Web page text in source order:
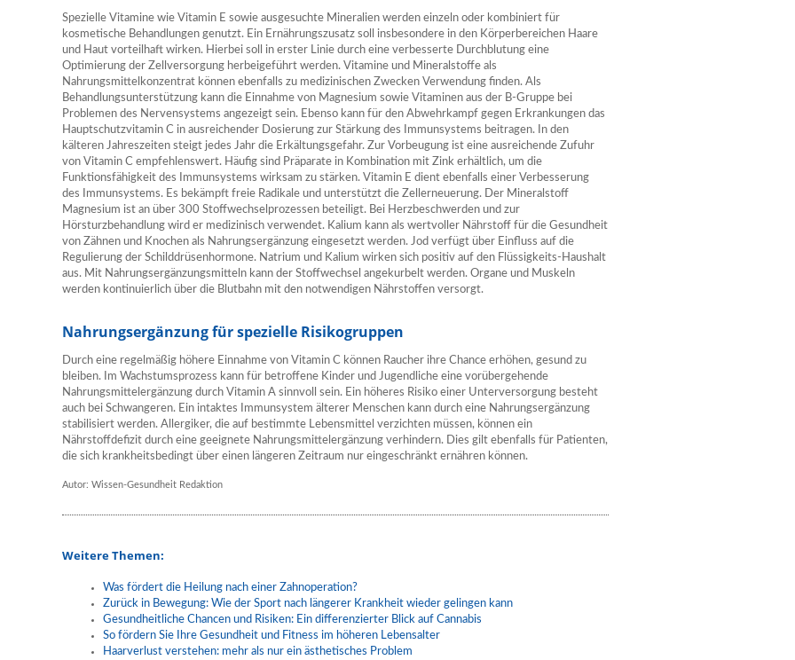
Spezielle Vitamine wie Vitamin E sowie ausgesuchte Mineralien werden einzeln oder kombiniert für
kosmetische Behandlungen genutzt. Ein Ernährungszusatz soll insbesondere in den Körperbereichen Haare
und Haut vorteilhaft wirken. Hierbei soll in erster Linie durch eine verbesserte Durchblutung eine
Optimierung der Zellversorgung herbeigeführt werden. Vitamine und Mineralstoffe als
Nahrungsmittelkonzentrat können ebenfalls zu medizinischen Zwecken Verwendung finden. Als
Behandlungsunterstützung kann die Einnahme von Magnesium sowie Vitaminen aus der B-Gruppe bei
Problemen des Nervensystems angezeigt sein. Ebenso kann für den Abwehrkampf gegen Erkrankungen das
Hauptschutzvitamin C in ausreichender Dosierung zur Stärkung des Immunsystems beitragen. In den
kälteren Jahreszeiten steigt jedes Jahr die Erkältungsgefahr. Zur Vorbeugung ist eine ausreichende Zufuhr
von Vitamin C empfehlenswert. Häufig sind Präparate in Kombination mit Zink erhältlich, um die
Funktionsfähigkeit des Immunsystems wirksam zu stärken. Vitamin E dient ebenfalls einer Verbesserung
des Immunsystems. Es bekämpft freie Radikale und unterstützt die Zellerneuerung. Der Mineralstoff
Magnesium ist an über 300 Stoffwechselprozessen beteiligt. Bei Herzbeschwerden und zur
Hörsturzbehandlung wird er medizinisch verwendet. Kalium kann als wertvoller Nährstoff für die Gesundheit
von Zähnen und Knochen als Nahrungsergänzung eingesetzt werden. Jod verfügt über Einfluss auf die
Regulierung der Schilddrüsenhormone. Natrium und Kalium wirken sich positiv auf den Flüssigkeits-Haushalt
aus. Mit Nahrungsergänzungsmitteln kann der Stoffwechsel angekurbelt werden. Organe und Muskeln
werden kontinuierlich über die Blutbahn mit den notwendigen Nährstoffen versorgt.
Nahrungsergänzung für spezielle Risikogruppen
Durch eine regelmäßig höhere Einnahme von Vitamin C können Raucher ihre Chance erhöhen, gesund zu
bleiben. Im Wachstumsprozess kann für betroffene Kinder und Jugendliche eine vorübergehende
Nahrungsmittelergänzung durch Vitamin A sinnvoll sein. Ein höheres Risiko einer Unterversorgung besteht
auch bei Schwangeren. Ein intaktes Immunsystem älterer Menschen kann durch eine Nahrungsergänzung
stabilisiert werden. Allergiker, die auf bestimmte Lebensmittel verzichten müssen, können ein
Nährstoffdefizit durch eine geeignete Nahrungsmittelergänzung verhindern. Dies gilt ebenfalls für Patienten,
die sich krankheitsbedingt über einen längeren Zeitraum nur eingeschränkt ernähren können.
Autor: Wissen-Gesundheit Redaktion
Weitere Themen:
Was fördert die Heilung nach einer Zahnoperation?
Zurück in Bewegung: Wie der Sport nach längerer Krankheit wieder gelingen kann
Gesundheitliche Chancen und Risiken: Ein differenzierter Blick auf Cannabis
So fördern Sie Ihre Gesundheit und Fitness im höheren Lebensalter
Haarverlust verstehen: mehr als nur ein ästhetisches Problem